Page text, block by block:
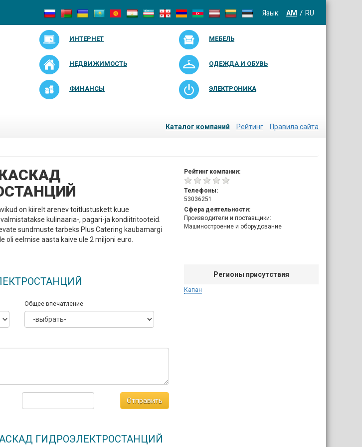
Язык: AM RU
ИНТЕРНЕТ МЕБЕЛЬ
НЕДВИЖИМОСТЬ ОДЕЖДА И ОБУВЬ
ФИНАНСЫ ЭЛЕКТРОНИКА
Каталог компаний Рейтинг Правила сайта
Рейтинг компании:
Телефоны:
53036251
Сфера деятельности:
Производители и поставщики:
Машиностроение и оборудование
Регионы присутствия
Капан
on kiirelt arenev toitlustuskett kuue
kulinaaria-, pagari-ja kondiitritooteid.
sundmuste tarbeks Plus Catering kaubamargi
oli eelmise aasta kaive ule 2 miljoni euro.
Общее впечатление
Отправить
ГИДРОЭЛЕКТРОСТАНЦИЙ